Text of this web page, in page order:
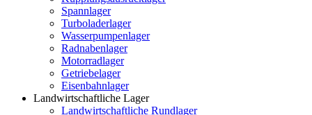
Spannlager
Turboladerlager
Wasserpumpenlager
Radnabenlager
Motorradlager
Getriebelager
Eisenbahnlager
Landwirtschaftliche Lager
Landwirtschaftliche Rundlager